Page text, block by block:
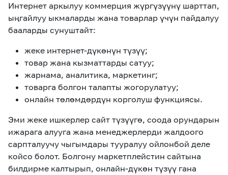
Интернет аркылуу коммерция жүргүзүүнү шарттап,
ыңгайлуу ыкмаларды жана товарлар үчүн пайдалуу
бааларды сунуштайт:
жеке интернет-дүкөнүн түзүү;
товар жана кызматтарды сатуу;
жарнама, аналитика, маркетинг;
товарга болгон талапты жогорулатуу;
онлайн төлөмдөрдүн корголуш функциясы.
Эми жеке ишкерлер сайт түзүүгө, соода орундарын
ижарага алууга жана менеджерлерди жалдоого
сарпталуучу чыгымдары тууралуу ойлонбой деле
койсо болот. Болгону маркетплейстин сайтына
билдирме калтырып, онлайн-дүкөн түзүү гана